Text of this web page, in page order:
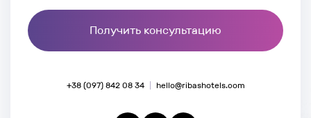
Получить консультацию
+38 (097) 842 08 34 hello@ribashotels.com